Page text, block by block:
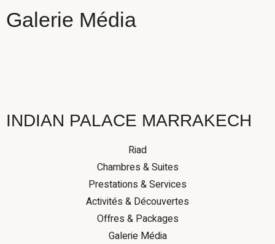
Galerie Média
INDIAN PALACE MARRAKECH
Riad
Chambres & Suites
Prestations & Services
Activités & Découvertes
Offres & Packages
Galerie Média